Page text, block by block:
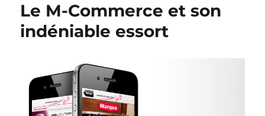
Le M-Commerce et son
indéniable essort